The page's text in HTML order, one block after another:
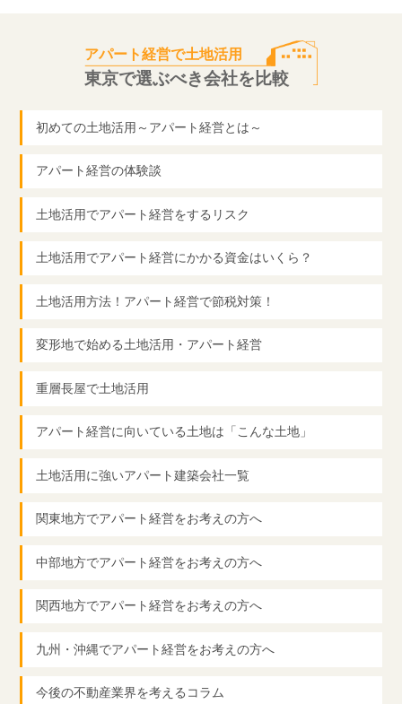
アパート経営で土地活用
東京で選ぶべき会社を比較
初めての土地活用～アパート経営とは～
アパート経営の体験談
土地活用でアパート経営をするリスク
土地活用でアパート経営にかかる資金はいくら？
土地活用方法！アパート経営で節税対策！
変形地で始める土地活用・アパート経営
重層長屋で土地活用
アパート経営に向いている土地は「こんな土地」
土地活用に強いアパート建築会社一覧
関東地方でアパート経営をお考えの方へ
中部地方でアパート経営をお考えの方へ
関西地方でアパート経営をお考えの方へ
九州・沖縄でアパート経営をお考えの方へ
今後の不動産業界を考えるコラム